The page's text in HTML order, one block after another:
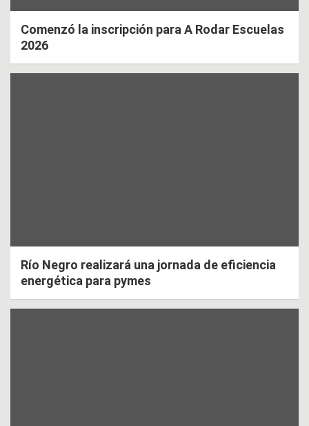
Comenzó la inscripción para A Rodar Escuelas
2026
Río Negro realizará una jornada de eficiencia
energética para pymes